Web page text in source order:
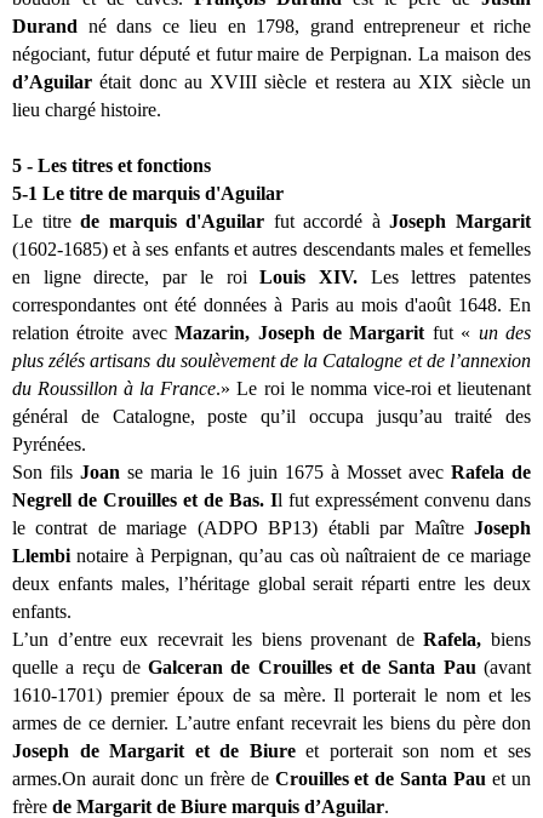
Durand né dans ce lieu en 1798, grand entrepreneur et riche
négociant, futur député et futur maire de Perpignan. La maison des
d’Aguilar était donc au XVIII siècle et restera au XIX siècle un
lieu chargé histoire.
5 - Les titres et fonctions
5-1 Le titre de marquis d'Aguilar
Le titrede marquis d'Aguilar fut accordé àJoseph Margarit
(1602-1685) et à ses enfants et autres descendants males et femelles
en ligne directe, par le roiLouis XIV. Les lettres patentes
correspondantes ont été données à Paris au mois d'août 1648. En
relation étroite avecMazarin, Joseph de Margarit fut « un des
plus zélés artisans du soulèvement de la Catalogne et de l’annexion
du Roussillon à la France.» Le roi le nomma vice-roi et lieutenant
général de Catalogne, poste qu’il occupa jusqu’au traité des
Pyrénées.
Son filsJoanse maria le 16 juin 1675 à Mosset avec Rafela de
Negrell de Crouilles et de Bas. Il fut expressément convenu dans
le contrat de mariage (ADPO BP13) établi par Maître Joseph
Llembi notaire à Perpignan, qu’au cas où naîtraient de ce mariage
deux enfants males, l’héritage global serait réparti entre les deux
enfants.
L’un d’entre eux recevrait les biens provenant deRafela,biens
quelle a reçu deGalceran de Crouilles et de Santa Pau (avant
1610-1701) premier époux de sa mère. Il porterait le nom et les
armes de ce dernier. L’autre enfant recevrait les biens du père don
Joseph de Margarit et de Biureet porterait son nom et ses
armes.On aurait donc un frère de Crouilles et de Santa Pau et un
frère de Margarit de Biure marquis d’Aguilar.